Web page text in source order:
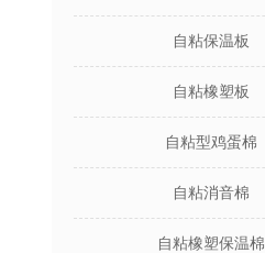
自粘保温板
自粘橡塑板
自粘型鸡蛋棉
自粘消音棉
自粘橡塑保温棉